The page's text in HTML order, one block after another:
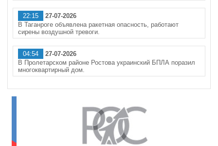
22:15
27-07-2026
В Таганроге объявлена ракетная опасность, работают
сирены воздушной тревоги.
04:54
27-07-2026
В Пролетарском районе Ростова украинский БПЛА поразил
многоквартирный дом.